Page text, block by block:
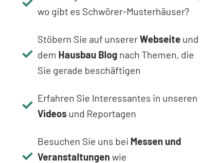
wo gibt es Schwörer-Musterhäuser?
Stöbern Sie auf unsererWebseite und
dem Hausbau Blog nach Themen, die
Sie gerade beschäftigen
Erfahren Sie Interessantes in unseren
Videos und Reportagen
Besuchen Sie uns bei Messen und
Veranstaltungen wie